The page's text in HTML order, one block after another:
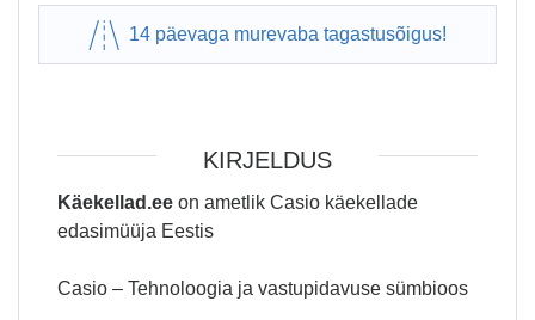
14 päevaga murevaba tagastusõigus!
KIRJELDUS
Käekellad.ee on ametlik Casio käekellade
edasimüüja Eestis
Casio – Tehnoloogia ja vastupidavuse sümbioos